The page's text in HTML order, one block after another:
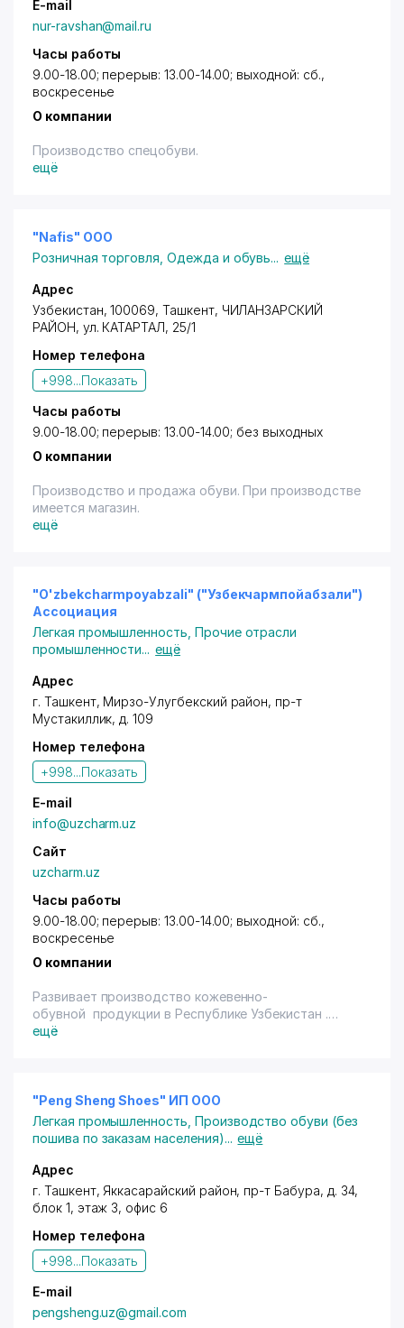
E-mail
nur-ravshan@mail.ru
Часы работы
9.00-18.00; перерыв: 13.00-14.00; выходной: сб.,
воскресенье
О компании
Производство спецобуви.
ещё
"Nafis" ООО
Розничная торговля ,Одежда и обувь... ещё
Адрес
Узбекистан, 100069, Ташкент, ЧИЛАНЗАРСКИЙ
РАЙОН, ул. КАТАРТАЛ, 25/1
Номер телефона
+998...Показать
Часы работы
9.00-18.00; перерыв: 13.00-14.00; без выходных
О компании
Производство и продажа обуви. При производстве
имеется магазин.
ещё
"O'zbekcharmpoyabzali" ("Узбекчармпойабзали")
Ассоциация
Легкая промышленность Прочие отрасли
промышленности... ещё
Адрес
г. Ташкент, Мирзо-Улугбекский район, пр-т
Мустакиллик, д. 109
Номер телефона
+998...Показать
E-mail
info@uzcharm.uz
Сайт
uzcharm.uz
Часы работы
9.00-18.00; перерыв: 13.00-14.00; выходной: сб.,
воскресенье
О компании
Развивает производство кожевенно-
обувной продукции в Республике Узбекистан .
Обработка кожи, производство кожгалантереи.
ещё
"Peng Sheng Shoes" ИП ООО
Легкая промышленность Производство обуви (без
пошива по заказам населения)... ещё
Адрес
г. Ташкент, Яккасарайский район, пр-т Бабура, д. 34,
блок 1, этаж 3, офис 6
Номер телефона
+998...Показать
E-mail
pengsheng.uz@gmail.com